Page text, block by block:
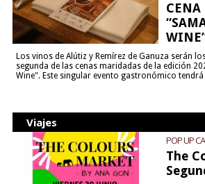
CENA
Los vinos de Alútiz y Remírez de Ganuza serán
segunda de las cenas maridadas de la edición
Wine". Este singular evento gastronómico tendrá
Viajes
POP UP
The